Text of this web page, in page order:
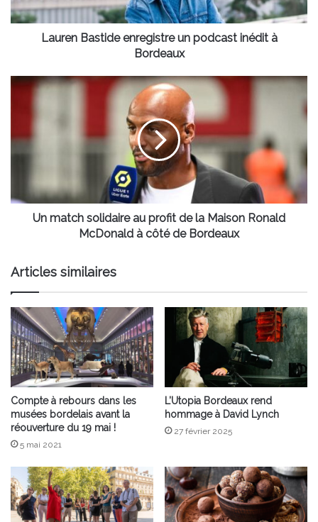
Bordeaux
Lauren Bastide enregistre un podcast inédit à
Bordeaux
Un
profit
Maison
Ronald
McDonald
Bordeaux
Un match solidaire au profit de la Maison Ronald
McDonald à côté de Bordeaux
Articles similaires
Compte à rebours dans les
musées bordelais avant la
réouverture du 19 mai !
5 mai 2021
L’Utopia Bordeaux rend
hommage à David Lynch
27 février 2025